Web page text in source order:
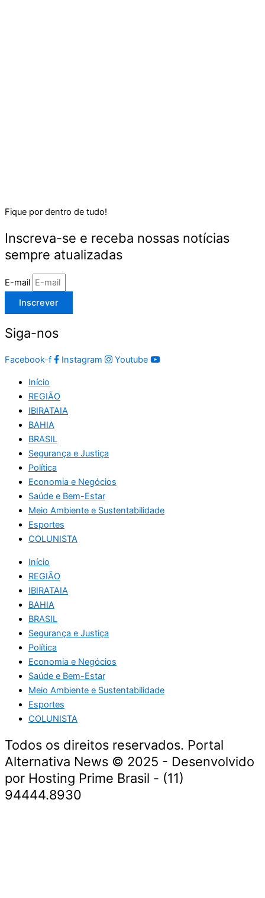
Fique por dentro de tudo!
Inscreva-se e receba nossas notícias
sempre atualizadas
E-mail
Inscrever
Siga-nos
Facebook-f Instagram Youtube
Início
REGIÃO
IBIRATAIA
BAHIA
BRASIL
Segurança e Justiça
Política
Economia e Negócios
Saúde e Bem-Estar
Meio Ambiente e Sustentabilidade
Esportes
COLUNISTA
Início
REGIÃO
IBIRATAIA
BAHIA
BRASIL
Segurança e Justiça
Política
Economia e Negócios
Saúde e Bem-Estar
Meio Ambiente e Sustentabilidade
Esportes
COLUNISTA
Todos os direitos reservados. Portal
Alternativa News © 2025 - Desenvolvido
por Hosting Prime Brasil - (11)
94444.8930